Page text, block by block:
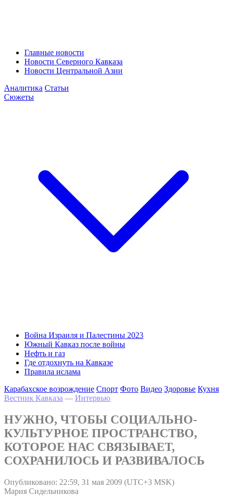
Главные новости
Новости Северного Кавказа
Новости Центральной Азии
Аналитика Статьи
Сюжеты
Война Израиля и Палестины 2023
Южный Кавказ после войны
Нефть и газ
Где отдохнуть на Кавказе
Правила ислама
Карабахское возрождение Спорт Фото Видео Здоровье Кухня
Вестник Кавказа — Интервью
НУЖНО, ЧТОБЫ СОЦИАЛЬНО-
КУЛЬТУРНОЕ ПРОСТРАНСТВО,
КОТОРОЕ НАС СВЯЗЫВАЕТ,
СОХРАНИЛОСЬ И РАЗВИВАЛОСЬ
Опубликовано: 22:59, 31 мая 2009 (UTC+3 MSK)
Мария Сидельникова